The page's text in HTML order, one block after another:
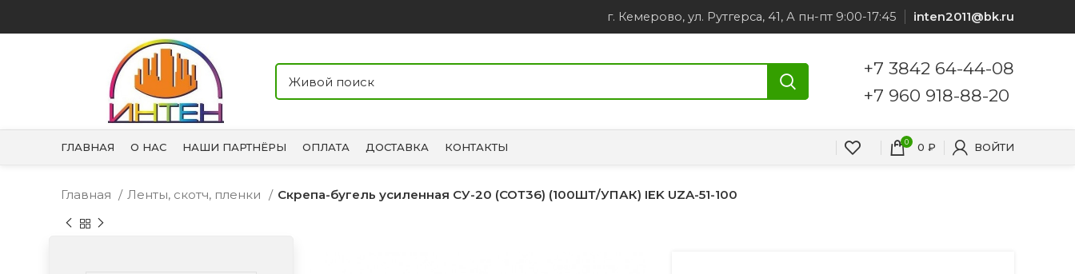
г. Кемерово, ул. Рутгерса, 41, А пн-пт 9:00-17:45 inten2011@bk.ru
+7 3842 64-44-08
+7 960 918-88-20
ГЛАВНАЯ О НАС НАШИ ПАРТНЁРЫ ОПЛАТА ДОСТАВКА КОНТАКТЫ 0 0 ₽ ВОЙТИ
Главная Ленты, скотч, пленки Скрепа-бугель усиленная СУ-20 (СОТ36) (100ШТ/УПАК) IEK UZA-51-100